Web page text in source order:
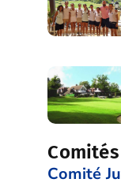
Comités
Comité